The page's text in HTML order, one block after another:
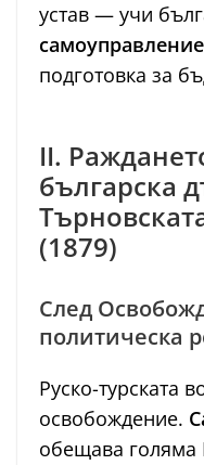
устав — учи
подготовка за
II.
българска
(1879)
След
политическа
Руско-турската
освобождение.
обещава голяма